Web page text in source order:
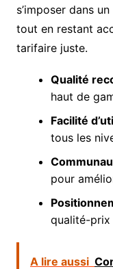
s’imposer dans
tout en restant
tarifaire juste.
Qualité
haut de
Facilité
tous les
pour
qualité-prix
A lire aussi